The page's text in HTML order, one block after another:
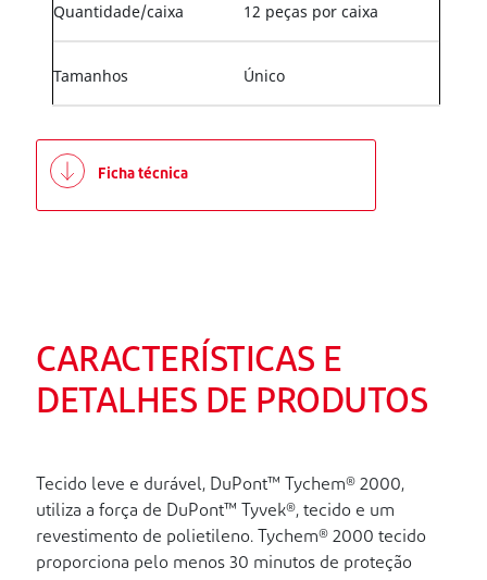
Quantidade/caixa 12 peças por caixa
Tamanhos Único
Ficha técnica
CARACTERÍSTICAS E
DETALHES DE PRODUTOS
Tecido leve e durável, DuPont™ Tychem® 2000,
utiliza a força de DuPont™ Tyvek®, tecido e um
revestimento de polietileno. Tychem® 2000 tecido
proporciona pelo menos 30 minutos de proteção